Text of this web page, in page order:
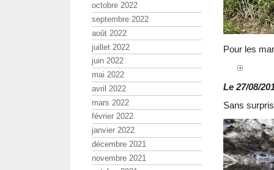
Pour les
Le 27/08/
Sans
octobre 2022
septembre 2022
août 2022
juillet 2022
juin 2022
mai 2022
avril 2022
mars 2022
février 2022
janvier 2022
décembre 2021
novembre 2021